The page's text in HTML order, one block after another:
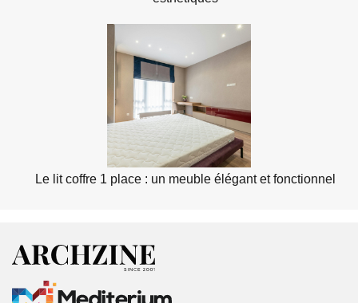
Le lit coffre 1 place : un meuble élégant et fonctionnel